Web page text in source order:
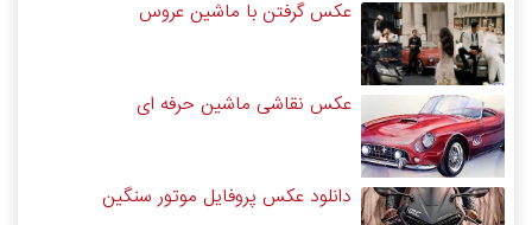
عکس گرفتن با ماشین عروس
عکس نقاشی ماشین حرفه ای
دانلود عکس پروفایل موتور سنگین